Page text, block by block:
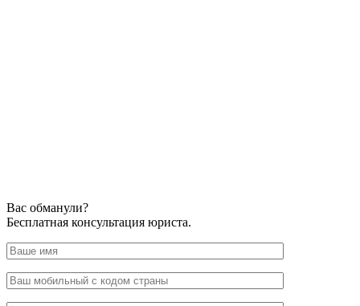
Вас обманули?
Бесплатная консультация юриста.